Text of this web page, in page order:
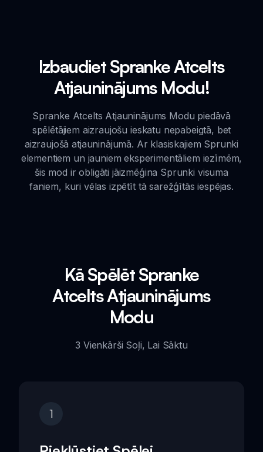
Izbaudiet Spranke Atcelts
Atjauninājums Modu!
Spranke Atcelts Atjauninājums Modu piedāvā
spēlētājiem aizraujošu ieskatu nepabeigtā, bet
aizraujošā atjauninājumā. Ar klasiskajiem Sprunki
elementiem un jauniem eksperimentāliem iezīmēm,
šis mod ir obligāti jāizmēģina Sprunki visuma
faniem, kuri vēlas izpētīt tā sarežģītās iespējas.
Kā Spēlēt Spranke
Atcelts Atjauninājums
Modu
3 Vienkārši Soļi, Lai Sāktu
1